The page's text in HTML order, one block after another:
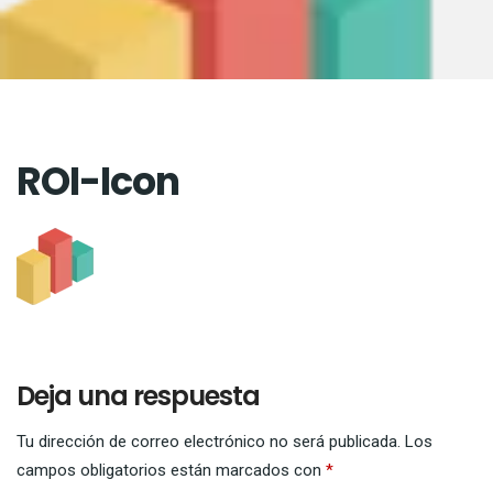
ROI-Icon
Deja una respuesta
Tu dirección de correo electrónico no será publicada. Los
campos obligatorios están marcados con *